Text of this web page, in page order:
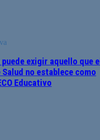
exigir aquello que el
no establece como
Educativo